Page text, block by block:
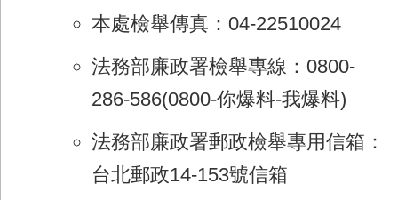
本處檢舉傳真：04-22510024
法務部廉政署檢舉專線：0800-
286-586(0800-你爆料-我爆料)
法務部廉政署郵政檢舉專用信箱：
台北郵政14-153號信箱